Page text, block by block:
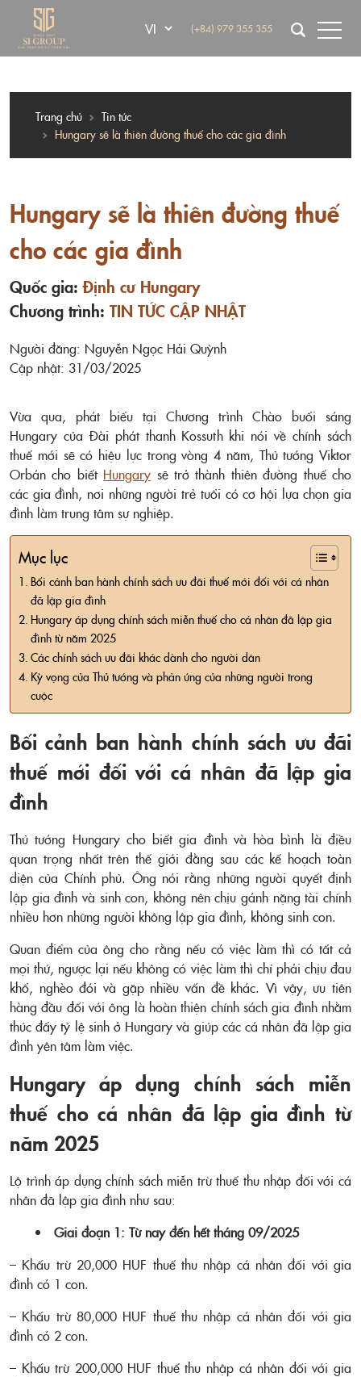
(+84) 979 355 355
Trang chủ
Tin tức
Hungary sẽ là thiên đường thuế cho các gia đình
Hungary sẽ là thiên đường thuế
cho các gia đình
Quốc gia: Định cư Hungary
Chương trình: TIN TỨC CẬP NHẬT
Người đăng: Nguyễn Ngọc Hải Quỳnh
Cập nhật: 31/03/2025
Vừa qua, phát biểu tại Chương trình Chào buổi sáng
Hungary của Đài phát thanh Kossuth khi nói về chính sách
thuế mới sẽ có hiệu lực trong vòng 4 năm, Thủ tướng Viktor
Orbán cho biết Hungary sẽ trở thành thiên đường thuế cho
các gia đình, nơi những người trẻ tuổi có cơ hội lựa chọn gia
đình làm trung tâm sự nghiệp.
Mục lục
Bối cảnh ban hành chính sách ưu đãi thuế mới đối với cá nhân
đã lập gia đình
Hungary áp dụng chính sách miễn thuế cho cá nhân đã lập gia
đình từ năm 2025
Các chính sách ưu đãi khác dành cho người dân
Kỳ vọng của Thủ tướng và phản ứng của những người trong
cuộc
Bối cảnh ban hành chính sách ưu đãi
thuế mới đối với cá nhân đã lập gia
đình
Thủ tướng Hungary cho biết gia đình và hòa bình là điều
quan trọng nhất trên thế giới đằng sau các kế hoạch toàn
diện của Chính phủ. Ông nói rằng những người quyết định
lập gia đình và sinh con, không nên chịu gánh nặng tài chính
nhiều hơn những người không lập gia đình, không sinh con.
Quan điểm của ông cho rằng nếu có việc làm thì có tất cả
mọi thứ, ngược lại nếu không có việc làm thì chỉ phải chịu đau
khổ, nghèo đói và gặp nhiều vấn đề khác. Vì vậy, ưu tiên
hàng đầu đối với ông là hoàn thiện chính sách gia đình nhằm
thúc đẩy tỷ lệ sinh ở Hungary và giúp các cá nhân đã lập gia
đình yên tâm làm việc.
Hungary áp dụng chính sách miễn
thuế cho cá nhân đã lập gia đình từ
năm 2025
Lộ trình áp dụng chính sách miễn trừ thuế thu nhập đối với cá
nhân đã lập gia đình như sau:
Giai đoạn 1: Từ nay đến hết tháng 09/2025
– Khấu trừ 20,000 HUF thuế thu nhập cá nhân đối với gia
đình có 1 con.
– Khấu trừ 80,000 HUF thuế thu nhập cá nhân đối với gia
đình có 2 con.
– Khấu trừ 200,000 HUF thuế thu nhập cá nhân đối với gia